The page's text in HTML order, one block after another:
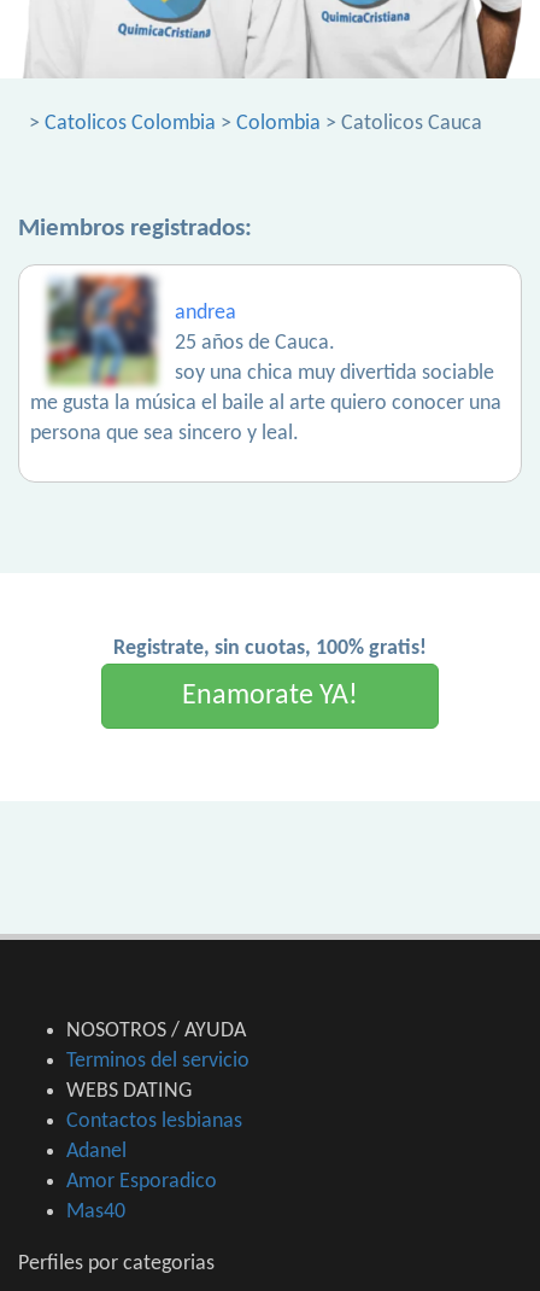
> Catolicos Colombia > Colombia > Catolicos Cauca
Miembros registrados:
andrea
25 años de Cauca.
soy una chica muy divertida sociable
me gusta la música el baile al arte quiero conocer una
persona que sea sincero y leal.
Registrate, sin cuotas, 100% gratis!
Enamorate YA!
NOSOTROS / AYUDA
Terminos del servicio
WEBS DATING
Contactos lesbianas
Adanel
Amor Esporadico
Mas40
Perfiles por categorias